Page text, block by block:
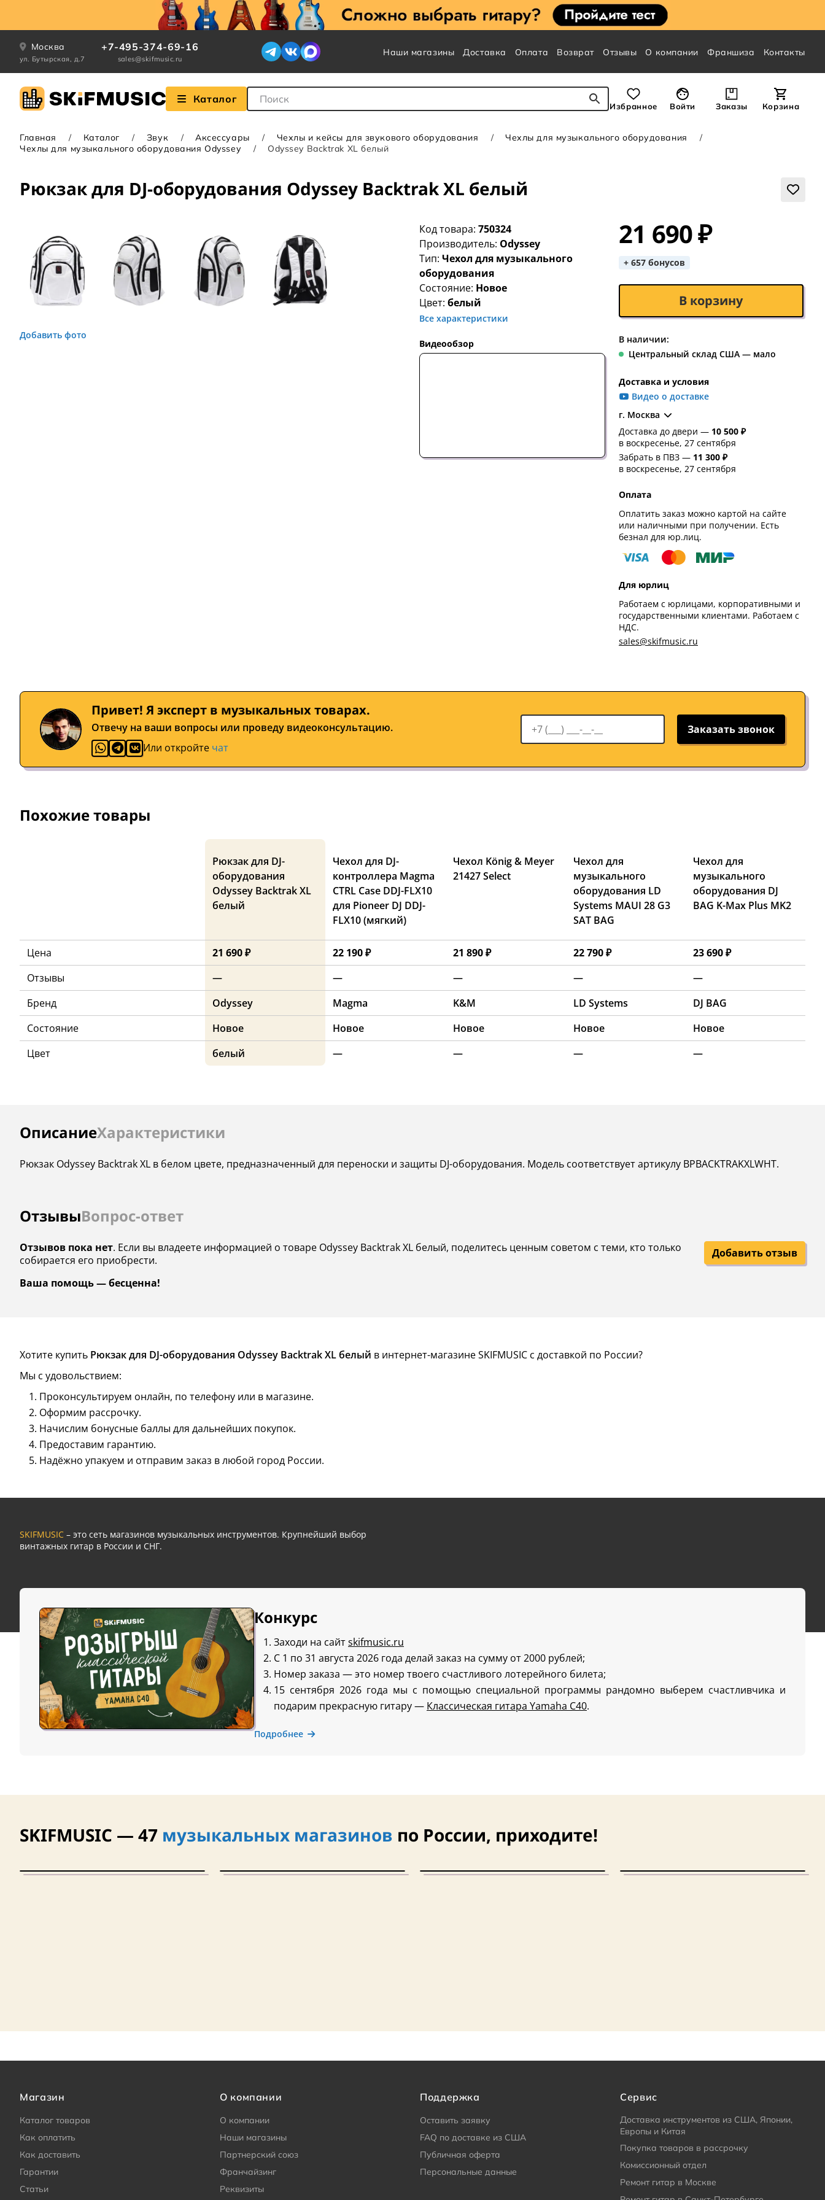
Москва
ул. Бутырская, д.7
+7-495-374-69-16
sales@skifmusic.ru
Наши магазины Доставка Оплата Возврат Отзывы О компании Франшиза Контакты
Каталог Поле для Поиска
Избранное Войти Заказы Корзина
Главная Каталог Звук Аксессуары Чехлы и кейсы для звукового оборудования
Чехлы для музыкального оборудования
Чехлы для музыкального оборудования Odyssey
Odyssey Backtrak XL белый
Рюкзак для DJ-оборудования Odyssey Backtrak XL белый
Добавить фото
Код товара:750324
Производитель: Odyssey
Тип:Чехол для музыкального
оборудования
Состояние: Новое
Цвет:белый
Все характеристики
Видеообзор
21 690 ₽
+ 657 бонусов
В корзину
В наличии:
Центральный склад США — мало
Доставка и условия
Видео о доставке
г. Москва
Доставка до двери — 10 500 ₽
в воскресенье, 27 сентября
Забрать в ПВЗ — 11 300 ₽
в воскресенье, 27 сентября
Оплата
Оплатить заказ можно картой на сайте
или наличными при получении. Есть
безнал для юр.лиц.
Для юрлиц
Работаем с юрлицами, корпоративными и
государственными клиентами. Работаем с
НДС.
sales@skifmusic.ru
Привет! Я эксперт в музыкальных товарах.
Отвечу на ваши вопросы или проведу видеоконсультацию.
Или откройте чат
Заказать звонок
Похожие товары
Рюкзак для DJ-
оборудования
Odyssey Backtrak XL
белый
Чехол для DJ-
контроллера Magma
CTRL Case DDJ-FLX10
для Pioneer DJ DDJ-
FLX10 (мягкий)
Чехол König & Meyer
21427 Select
Чехол для
музыкального
оборудования LD
Systems MAUI 28 G3
SAT BAG
Чехол для
музыкального
оборудования DJ
BAG K-Max Plus MK2
Цена 21 690 ₽ 22 190 ₽ 21 890 ₽ 22 790 ₽
23 690 ₽
Отзывы
— — — —
—
Бренд
Odyssey Magma K&M LD Systems
DJ BAG
Состояние
Новое Новое Новое Новое
Новое
Цвет
белый — — — —
ОписаниеХарактеристики
Инструкции
Рюкзак Odyssey Backtrak XL в белом цвете, предназначенный для переноски и защиты DJ-оборудования. Модель соответствует артикулу BPBACKTRAKXLWHT.
ОтзывыВопрос-ответ
Отзывов пока нет. Если вы владеете информацией о товаре Odyssey Backtrak XL белый, поделитесь ценным советом с теми, кто только
собирается его приобрести.
Ваша помощь — бесценна!
Добавить отзыв
Хотите купить Рюкзак для DJ-оборудования Odyssey Backtrak XL белый в интернет-магазине SKIFMUSIC с доставкой по России?
Мы с удовольствием:
Проконсультируем онлайн, по телефону или в магазине.
Оформим рассрочку.
Начислим бонусные баллы для дальнейших покупок.
Предоставим гарантию.
Надёжно упакуем и отправим заказ в любой город России.
SKIFMUSIC – это сеть магазинов музыкальных инструментов. Крупнейший выбор
винтажных гитар в России и СНГ.
Конкурс
Заходи на сайтskifmusic.ru
С 1 по 31 августа 2026 года делай заказ на сумму от 2000 рублей;
Номер заказа — это номер твоего счастливого лотерейного билета;
15 сентября 2026 года мы с помощью специальной программы рандомно выберем счастливчика и
подарим прекрасную гитару — Классическая гитара Yamaha C40.
Подробнее
SKIFMUSIC — 47 музыкальных магазинов по России, приходите!
Магазин
Каталог товаров
Как оплатить
Как доставить
Гарантии
Статьи
О компании
О компании
Наши магазины
Партнерский союз
Франчайзинг
Реквизиты
Поддержка
Оставить заявку
FAQ по доставке из США
Публичная оферта
Персональные данные
Сервис
Доставка инструментов из США, Японии,
Европы и Китая
Покупка товаров в рассрочку
Комиссионный отдел
Ремонт гитар в Москве